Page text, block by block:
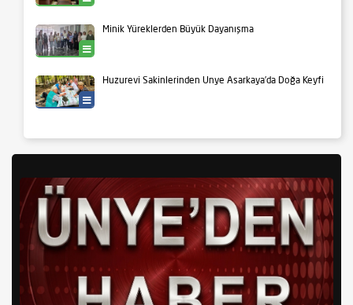
Minik Yüreklerden Büyük Dayanışma
Huzurevi Sakinlerinden Ünye Asarkaya’da Doğa Keyfi